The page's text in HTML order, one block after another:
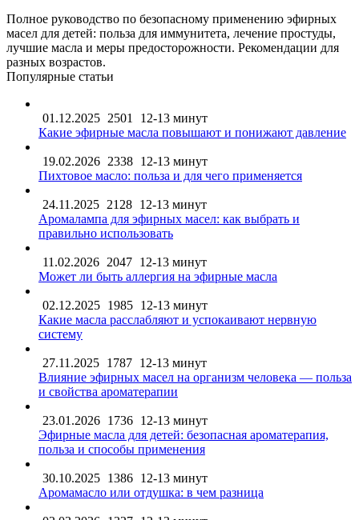
Полное руководство по безопасному применению эфирных
масел для детей: польза для иммунитета, лечение простуды,
лучшие масла и меры предосторожности. Рекомендации для
разных возрастов.
Популярные статьи
01.12.2025 2501
12-13 минут
Какие эфирные масла повышают и понижают давление
19.02.2026 2338 12-13 минут
Пихтовое масло: польза и для чего применяется
24.11.2025 2128 12-13 минут
Аромалампа для эфирных масел: как выбрать и
правильно использовать
11.02.2026 2047 12-13 минут
Может ли быть аллергия на эфирные масла
02.12.2025 1985 12-13 минут
Какие масла расслабляют и успокаивают нервную
систему
27.11.2025 1787 12-13 минут
Влияние эфирных масел на организм человека — польза
и свойства ароматерапии
23.01.2026 1736 12-13 минут
Эфирные масла для детей: безопасная ароматерапия,
польза и способы применения
30.10.2025 1386 12-13 минут
Аромамасло или отдушка: в чем разница